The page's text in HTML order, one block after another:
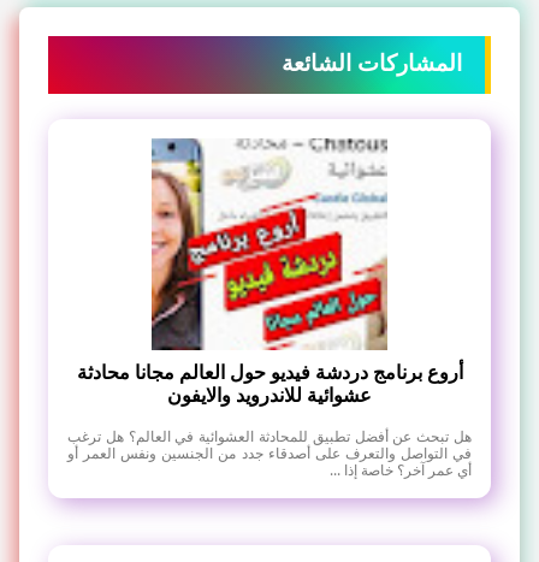
المشاركات الشائعة
أروع برنامج دردشة فيديو حول العالم مجانا محادثة
عشوائية للاندرويد والايفون
هل تبحث عن أفضل تطبيق للمحادثة العشوائية في العالم؟ هل ترغب
في التواصل والتعرف على أصدقاء جدد من الجنسين ونفس العمر أو
أي عمر آخر؟ خاصة إذا ...